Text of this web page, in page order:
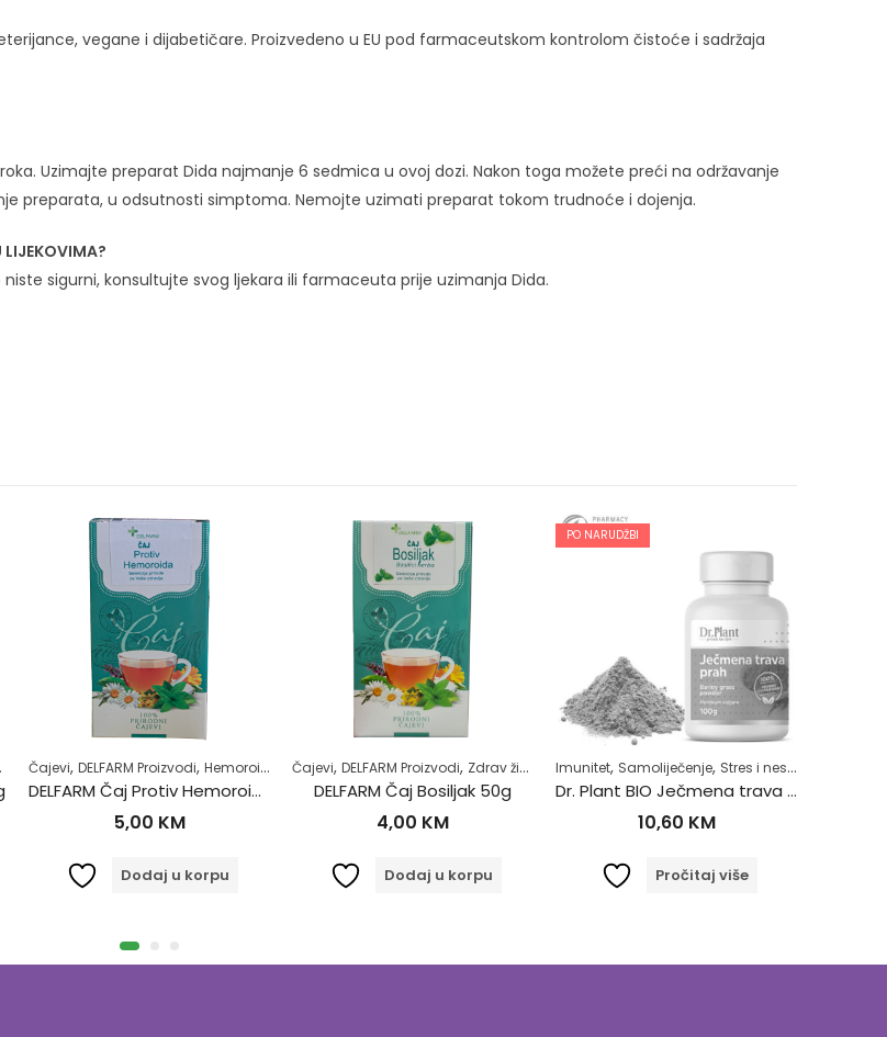
vegane i dijabetičare. Proizvedeno u EU pod farmaceutskom kontrolom čistoće i sadržaja
Uzimajte preparat Dida najmanje 6 sedmica u ovoj dozi. Nakon toga možete preći na održavanje
preparata, u odsutnosti simptoma. Nemojte uzimati preparat tokom trudnoće i dojenja.
LIJEKOVIMA?
sigurni, konsultujte svog ljekara ili farmaceuta prije uzimanja Dida.
Čajevi, DELFARM Proizvodi, Hemoroidi Samoliječenje,Zdrav život
DELFARM Čaj Protiv Hemoroida 50g
5,00 KM
Dodaj u korpu
Čajevi, DELFARM Proizvodi, Zdrav život
DELFARM Čaj Bosiljak 50g
4,00 KM
Dodaj u korpu
PO NARUDŽBI
Imunitet, Samoliječenje, Stres i nesanica
Dr. Plant BIO Ječmena trava u prahu (Hordeum vulgare) 100g
10,60 KM
Pročitaj više